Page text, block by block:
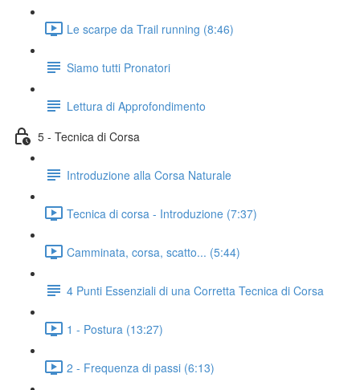
Le scarpe da Trail running (8:46)
Siamo tutti Pronatori
Lettura di Approfondimento
5 - Tecnica di Corsa
Introduzione alla Corsa Naturale
Tecnica di corsa - Introduzione (7:37)
Camminata, corsa, scatto... (5:44)
4 Punti Essenziali di una Corretta Tecnica di Corsa
1 - Postura (13:27)
2 - Frequenza di passi (6:13)